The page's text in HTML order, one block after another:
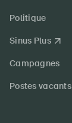
Politique
Sinus Plus
Campagnes
Postes vacants